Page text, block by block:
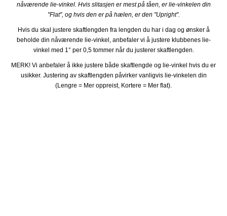
nåværende lie-vinkel. Hvis slitasjen er mest på tåen, er lie-vinkelen din
"Flat", og hvis den er på hælen, er den "Upright".
Hvis du skal justere skaftlengden fra lengden du har i dag og ønsker å
beholde din nåværende lie-vinkel, anbefaler vi å justere klubbenes lie-
vinkel med 1° per 0,5 tommer når du justerer skaftlengden.
MERK! Vi anbefaler å ikke justere både skaftlengde og lie-vinkel hvis du er
usikker. Justering av skaftlengden påvirker vanligvis lie-vinkelen din
(Lengre = Mer oppreist, Kortere = Mer flat).